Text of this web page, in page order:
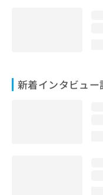
新着インタビュー